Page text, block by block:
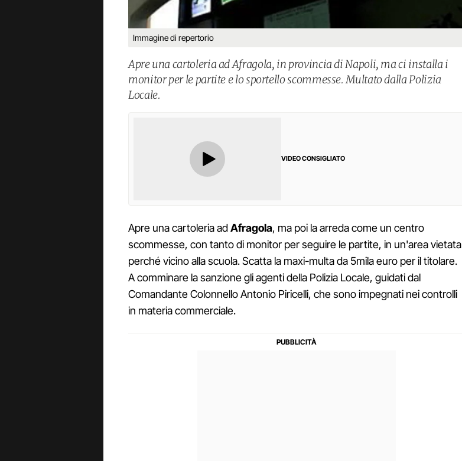
Immagine di repertorio
Apre una cartoleria ad Afragola, in provincia di Napoli, ma ci installa i
monitor per le partite e lo sportello scommesse. Multato dalla Polizia
Locale.
VIDEO CONSIGLIATO
Apre una cartoleria adAfragola, ma poi la arreda come un centro
scommesse, con tanto di monitor per seguire le partite, in un'area vietata
perché vicino alla scuola. Scatta la maxi-multa da 5mila euro per il titolare.
A comminare la sanzione gli agenti della Polizia Locale, guidati dal
Comandante Colonnello Antonio Piricelli, che sono impegnati nei controlli
in materia commerciale.